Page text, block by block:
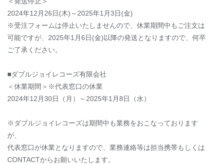
2024年12月26日(木)～2025年1月3日(金)
※受注フォームは停止いたしませんので、休業期間中もご注文は
可能ですが、2025年1月6日(金)以降の発送となりますので、何卒
ご了承ください。
■ダブルジョイレコーズ有限会社
＜休業期間＞※代表窓口の休業
2024年12月30日（月）～2025年1月8日（水）
※ダブルジョイレコーズは期間中も業務をおこなっております
が、
代表窓口が休業となりますので、業務連絡等は担当携帯もしくは
CONTACTからお願いいたします。